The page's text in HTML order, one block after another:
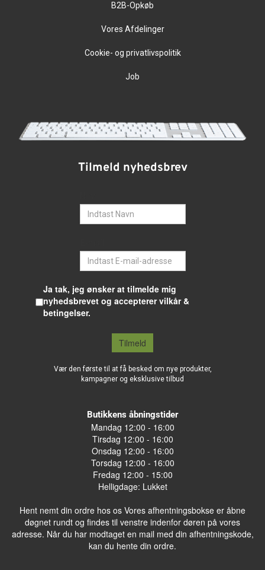
B2B-Opkøb
Vores Afdelinger
Cookie- og privatlivspolitik
Job
Tilmeld nyhedsbrev
Ja tak, jeg ønsker at tilmelde mig
nyhedsbrevet og accepterer vilkår &
betingelser.
Tilmeld
Vær den første til at få besked om nye produkter,
kampagner og eksklusive tilbud
Butikkens åbningstider
Mandag 12:00 - 16:00
Tirsdag 12:00 - 16:00
Onsdag 12:00 - 16:00
Torsdag 12:00 - 16:00
Fredag 12:00 - 15:00
Helligdage: Lukket
Hent nemt din ordre hos os Vores afhentningsbokse er åbne
døgnet rundt og findes til venstre indenfor døren på vores
adresse. Når du har modtaget en mail med din afhentningskode,
kan du hente din ordre.